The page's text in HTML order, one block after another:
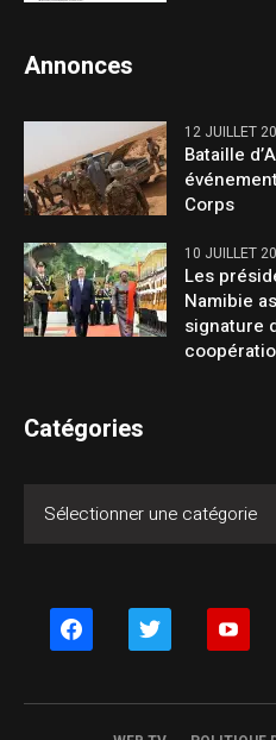
Annonces
12 JUILLET
Bataille
Corps
10 JUILLET
Les
Namibie
signature
Catégories
facebook twitter youtube